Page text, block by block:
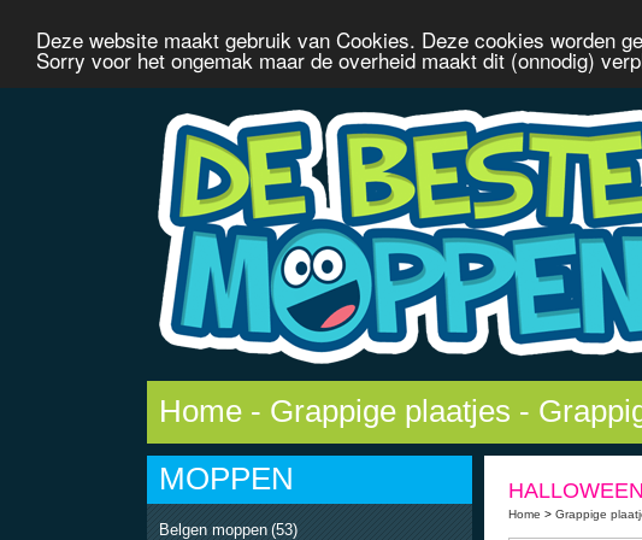
Deze website maakt gebruik van Cookies. Deze cookies worden
Sorry voor het ongemak maar de overheid maakt dit (onnodig)
Home - Grappige plaatjes -
MOPPEN
Belgen moppen (53)
Home > Grappige